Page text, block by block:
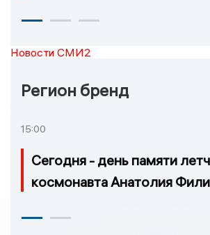
Новости СМИ2
Регион бренд
15:00
Сегодня - день памяти
космонавта Анатолия